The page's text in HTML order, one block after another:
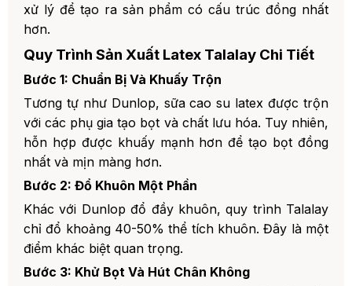
xử lý để tạo ra sản phẩm có cấu trúc đồng nhất
hơn.
Quy Trình Sản Xuất Latex Talalay Chi Tiết
Bước 1: Chuẩn Bị Và Khuấy Trộn
Tương tự như Dunlop, sữa cao su latex được trộn
với các phụ gia tạo bọt và chất lưu hóa. Tuy nhiên,
hỗn hợp được khuấy mạnh hơn để tạo bọt đồng
nhất và mịn màng hơn.
Bước 2: Đổ Khuôn Một Phần
Khác với Dunlop đổ đầy khuôn, quy trình Talalay
chỉ đổ khoảng 40-50% thể tích khuôn. Đây là một
điểm khác biệt quan trọng.
Bước 3: Khử Bọt Và Hút Chân Không